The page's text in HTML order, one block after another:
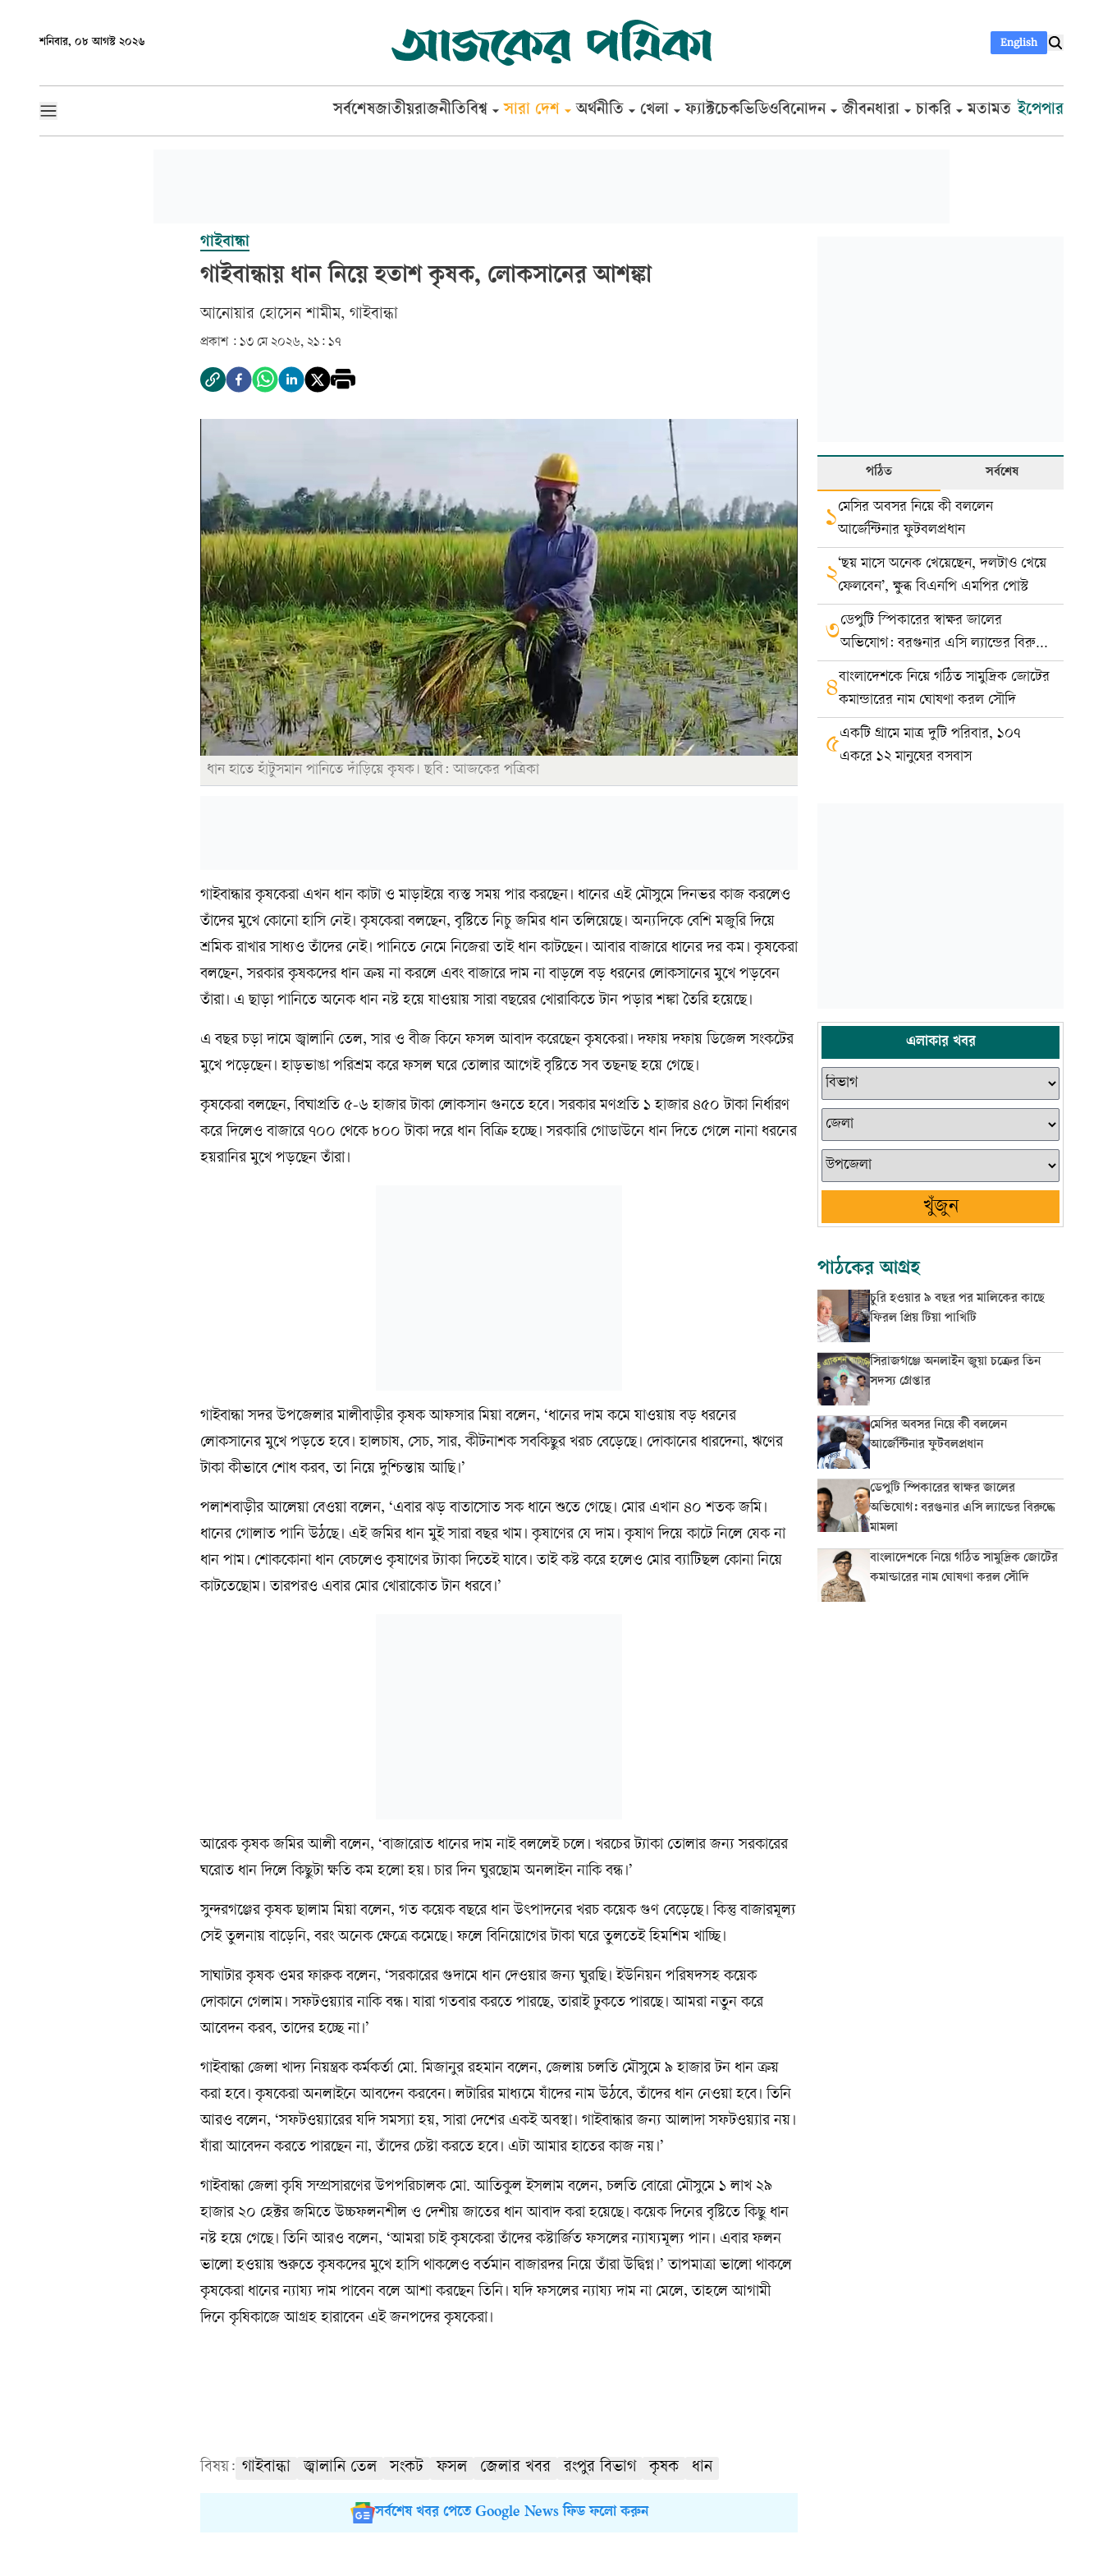
শনিবার, ০৮ আগস্ট ২০২৬ English
সর্বশেষজাতীয়রাজনীতিবিশ্ব সারা দেশ অর্থনীতি খেলা ফ্যাক্টচেকভিডিওবিনোদন জীবনধারা চাকরি মতামত ইপেপার
গাইবান্ধা
গাইবান্ধায় ধান নিয়ে হতাশ কৃষক, লোকসানের আশঙ্কা
আনোয়ার হোসেন শামীম, গাইবান্ধা
প্রকাশ : ১৩ মে ২০২৬, ২১: ১৭
ধান হাতে হাঁটুসমান পানিতে দাঁড়িয়ে কৃষক। ছবি: আজকের পত্রিকা
গাইবান্ধার কৃষকেরা এখন ধান কাটা ও মাড়াইয়ে ব্যস্ত সময় পার করছেন। ধানের এই মৌসুমে দিনভর কাজ করলেও
তাঁদের মুখে কোনো হাসি নেই। কৃষকেরা বলছেন, বৃষ্টিতে নিচু জমির ধান তলিয়েছে। অন্যদিকে বেশি মজুরি দিয়ে
শ্রমিক রাখার সাধ্যও তাঁদের নেই। পানিতে নেমে নিজেরা তাই ধান কাটছেন। আবার বাজারে ধানের দর কম। কৃষকেরা
বলছেন, সরকার কৃষকদের ধান ক্রয় না করলে এবং বাজারে দাম না বাড়লে বড় ধরনের লোকসানের মুখে পড়বেন
তাঁরা। এ ছাড়া পানিতে অনেক ধান নষ্ট হয়ে যাওয়ায় সারা বছরের খোরাকিতে টান পড়ার শঙ্কা তৈরি হয়েছে।
এ বছর চড়া দামে জ্বালানি তেল, সার ও বীজ কিনে ফসল আবাদ করেছেন কৃষকেরা। দফায় দফায় ডিজেল সংকটের
মুখে পড়েছেন। হাড়ভাঙা পরিশ্রম করে ফসল ঘরে তোলার আগেই বৃষ্টিতে সব তছনছ হয়ে গেছে।
কৃষকেরা বলছেন, বিঘাপ্রতি ৫-৬ হাজার টাকা লোকসান গুনতে হবে। সরকার মণপ্রতি ১ হাজার ৪৫০ টাকা নির্ধারণ
করে দিলেও বাজারে ৭০০ থেকে ৮০০ টাকা দরে ধান বিক্রি হচ্ছে। সরকারি গোডাউনে ধান দিতে গেলে নানা ধরনের
হয়রানির মুখে পড়ছেন তাঁরা।
গাইবান্ধা সদর উপজেলার মালীবাড়ীর কৃষক আফসার মিয়া বলেন, ‘ধানের দাম কমে যাওয়ায় বড় ধরনের
লোকসানের মুখে পড়তে হবে। হালচাষ, সেচ, সার, কীটনাশক সবকিছুর খরচ বেড়েছে। দোকানের ধারদেনা, ঋণের
টাকা কীভাবে শোধ করব, তা নিয়ে দুশ্চিন্তায় আছি।’
পলাশবাড়ীর আলেয়া বেওয়া বলেন, ‘এবার ঝড় বাতাসোত সক ধানে শুতে গেছে। মোর এখান ৪০ শতক জমি।
ধানের গোলাত পানি উঠছে। এই জমির ধান মুই সারা বছর খাম। কৃষাণের যে দাম। কৃষাণ দিয়ে কাটে নিলে যেক না
ধান পাম। শোককোনা ধান বেচলেও কৃষাণের ট্যাকা দিতেই যাবে। তাই কষ্ট করে হলেও মোর ব্যাটিছল কোনা নিয়ে
কাটতেছোম। তারপরও এবার মোর খোরাকোত টান ধরবে।’
আরেক কৃষক জমির আলী বলেন, ‘বাজারোত ধানের দাম নাই বললেই চলে। খরচের ট্যাকা তোলার জন্য সরকারের
ঘরোত ধান দিলে কিছুটা ক্ষতি কম হলো হয়। চার দিন ঘুরছোম অনলাইন নাকি বন্ধ।’
সুন্দরগঞ্জের কৃষক ছালাম মিয়া বলেন, গত কয়েক বছরে ধান উৎপাদনের খরচ কয়েক গুণ বেড়েছে। কিন্তু বাজারমূল্য
সেই তুলনায় বাড়েনি, বরং অনেক ক্ষেত্রে কমেছে। ফলে বিনিয়োগের টাকা ঘরে তুলতেই হিমশিম খাচ্ছি।
সাঘাটার কৃষক ওমর ফারুক বলেন, ‘সরকারের গুদামে ধান দেওয়ার জন্য ঘুরছি। ইউনিয়ন পরিষদসহ কয়েক
দোকানে গেলাম। সফটওয়্যার নাকি বন্ধ। যারা গতবার করতে পারছে, তারাই ঢুকতে পারছে। আমরা নতুন করে
আবেদন করব, তাদের হচ্ছে না।’
গাইবান্ধা জেলা খাদ্য নিয়ন্ত্রক কর্মকর্তা মো. মিজানুর রহমান বলেন, জেলায় চলতি মৌসুমে ৯ হাজার টন ধান ক্রয়
করা হবে। কৃষকেরা অনলাইনে আবদেন করবেন। লটারির মাধ্যমে যাঁদের নাম উঠবে, তাঁদের ধান নেওয়া হবে। তিনি
আরও বলেন, ‘সফটওয়্যারের যদি সমস্যা হয়, সারা দেশের একই অবস্থা। গাইবান্ধার জন্য আলাদা সফটওয়্যার নয়।
যাঁরা আবেদন করতে পারছেন না, তাঁদের চেষ্টা করতে হবে। এটা আমার হাতের কাজ নয়।’
গাইবান্ধা জেলা কৃষি সম্প্রসারণের উপপরিচালক মো. আতিকুল ইসলাম বলেন, চলতি বোরো মৌসুমে ১ লাখ ২৯
হাজার ২০ হেক্টর জমিতে উচ্চফলনশীল ও দেশীয় জাতের ধান আবাদ করা হয়েছে। কয়েক দিনের বৃষ্টিতে কিছু ধান
নষ্ট হয়ে গেছে। তিনি আরও বলেন, ‘আমরা চাই কৃষকেরা তাঁদের কষ্টার্জিত ফসলের ন্যায্যমূল্য পান। এবার ফলন
ভালো হওয়ায় শুরুতে কৃষকদের মুখে হাসি থাকলেও বর্তমান বাজারদর নিয়ে তাঁরা উদ্বিগ্ন।’ তাপমাত্রা ভালো থাকলে
কৃষকেরা ধানের ন্যায্য দাম পাবেন বলে আশা করছেন তিনি। যদি ফসলের ন্যায্য দাম না মেলে, তাহলে আগামী
দিনে কৃষিকাজে আগ্রহ হারাবেন এই জনপদের কৃষকেরা।
বিষয়: গাইবান্ধা জ্বালানি তেল সংকট ফসল জেলার খবর রংপুর বিভাগ কৃষক ধান
সর্বশেষ খবর পেতে Google News ফিড ফলো করুন
পঠিত সর্বশেষ
১মেসির অবসর নিয়ে কী বললেন
আর্জেন্টিনার ফুটবলপ্রধান
২‘ছয় মাসে অনেক খেয়েছেন, দলটাও খেয়ে
ফেলবেন’, ক্ষুব্ধ বিএনপি এমপির পোস্ট
৩ডেপুটি স্পিকারের স্বাক্ষর জালের
অভিযোগ: বরগুনার এসি ল্যান্ডের বিরুদ্ধে
মামলা
৪বাংলাদেশকে নিয়ে গঠিত সামুদ্রিক জোটের
কমান্ডারের নাম ঘোষণা করল সৌদি
৫একটি গ্রামে মাত্র দুটি পরিবার, ১০৭
একরে ১২ মানুষের বসবাস
এলাকার খবর
খুঁজুন
পাঠকের আগ্রহ
চুরি হওয়ার ৯ বছর পর মালিকের কাছে
ফিরল প্রিয় টিয়া পাখিটি
সিরাজগঞ্জে অনলাইন জুয়া চক্রের তিন
সদস্য গ্রেপ্তার
মেসির অবসর নিয়ে কী বললেন
আর্জেন্টিনার ফুটবলপ্রধান
ডেপুটি স্পিকারের স্বাক্ষর জালের
অভিযোগ: বরগুনার এসি ল্যান্ডের বিরুদ্ধে
মামলা
বাংলাদেশকে নিয়ে গঠিত সামুদ্রিক জোটের
কমান্ডারের নাম ঘোষণা করল সৌদি